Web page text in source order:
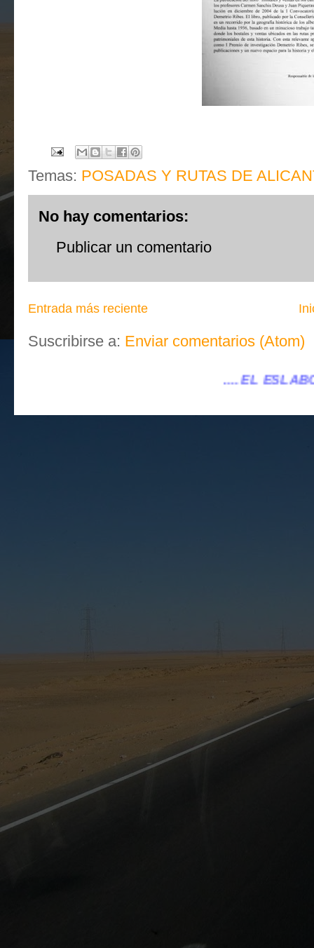
Temas: POSADAS Y RUTAS DE
No hay comentarios:
Publicar un comentario
Entrada más reciente
Suscribirse a: Enviar comentarios (Atom)
.... EL ESLABÓN VILLENA ...